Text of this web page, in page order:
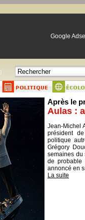
Google
Après le
Aulas :
Jean-Michel
président
politique
Grégory
semaines du
de probable
annoncé en
La suite